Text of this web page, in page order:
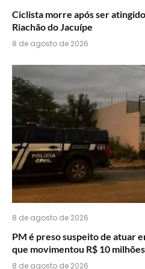
Ciclista morre após ser
Riachão do Jacuípe
8 de agosto de 2026
8 de agosto de 2026
PM é preso suspeito de atuar
que movimentou R$ 10
8 de agosto de 2026